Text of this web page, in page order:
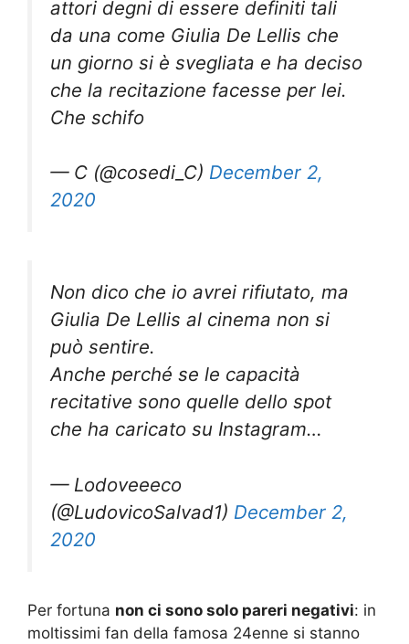
attori degni di essere definiti tali
da una come Giulia De Lellis che
un giorno si è svegliata e ha deciso
che la recitazione facesse per lei.
Che schifo
— C (@cosedi_C) December 2,
2020
Non dico che io avrei rifiutato, ma
Giulia De Lellis al cinema non si
può sentire.
Anche perché se le capacità
recitative sono quelle dello spot
che ha caricato su Instagram…
— Lodoveeeco
(@LudovicoSalvad1) December 2,
2020
Per fortuna non ci sono solo pareri negativi: in
moltissimi fan della famosa 24enne si stanno